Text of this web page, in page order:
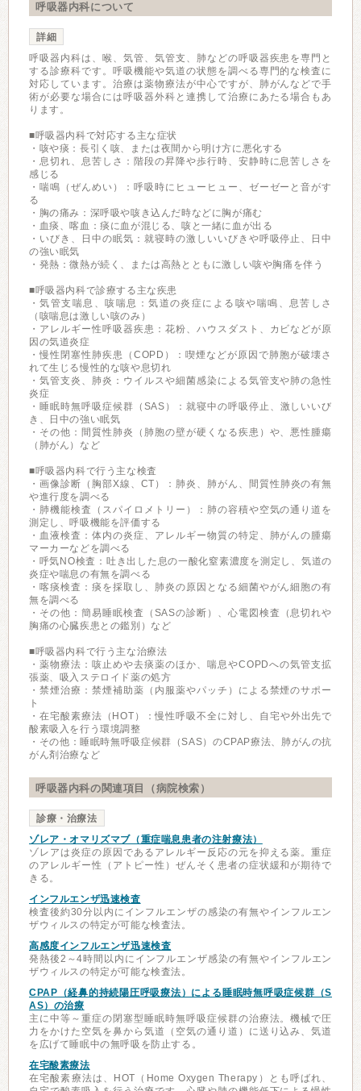
呼吸器内科について
詳細
呼吸器内科は、喉、気管、気管支、肺などの呼吸器疾患を専門と
する診療科です。呼吸機能や気道の状態を調べる専門的な検査に
対応しています。治療は薬物療法が中心ですが、肺がんなどで手
術が必要な場合には呼吸器外科と連携して治療にあたる場合もあ
ります。
■呼吸器内科で対応する主な症状
・咳や痰：長引く咳、または夜間から明け方に悪化する
・息切れ、息苦しさ：階段の昇降や歩行時、安静時に息苦しさを
感じる
・喘鳴（ぜんめい）：呼吸時にヒューヒュー、ゼーゼーと音がす
る
・胸の痛み：深呼吸や咳き込んだ時などに胸が痛む
・血痰、喀血：痰に血が混じる、咳と一緒に血が出る
・いびき、日中の眠気：就寝時の激しいいびきや呼吸停止、日中
の強い眠気
・発熱：微熱が続く、または高熱とともに激しい咳や胸痛を伴う
■呼吸器内科で診療する主な疾患
・気管支喘息、咳喘息：気道の炎症による咳や喘鳴、息苦しさ
（咳喘息は激しい咳のみ）
・アレルギー性呼吸器疾患：花粉、ハウスダスト、カビなどが原
因の気道炎症
・慢性閉塞性肺疾患（COPD）：喫煙などが原因で肺胞が破壊さ
れて生じる慢性的な咳や息切れ
・気管支炎、肺炎：ウイルスや細菌感染による気管支や肺の急性
炎症
・睡眠時無呼吸症候群（SAS）：就寝中の呼吸停止、激しいいび
き、日中の強い眠気
・その他：間質性肺炎（肺胞の壁が硬くなる疾患）や、悪性腫瘍
（肺がん）など
■呼吸器内科で行う主な検査
・画像診断（胸部X線、CT）：肺炎、肺がん、間質性肺炎の有無
や進行度を調べる
・肺機能検査（スパイロメトリー）：肺の容積や空気の通り道を
測定し、呼吸機能を評価する
・血液検査：体内の炎症、アレルギー物質の特定、肺がんの腫瘍
マーカーなどを調べる
・呼気NO検査：吐き出した息の一酸化窒素濃度を測定し、気道の
炎症や喘息の有無を調べる
・喀痰検査：痰を採取し、肺炎の原因となる細菌やがん細胞の有
無を調べる
・その他：簡易睡眠検査（SASの診断）、心電図検査（息切れや
胸痛の心臓疾患との鑑別）など
■呼吸器内科で行う主な治療法
・薬物療法：咳止めや去痰薬のほか、喘息やCOPDへの気管支拡
張薬、吸入ステロイド薬の処方
・禁煙治療：禁煙補助薬（内服薬やパッチ）による禁煙のサポー
ト
・在宅酸素療法（HOT）：慢性呼吸不全に対し、自宅や外出先で
酸素吸入を行う環境調整
・その他：睡眠時無呼吸症候群（SAS）のCPAP療法、肺がんの抗
がん剤治療など
呼吸器内科の関連項目（病院検索）
診療・治療法
ゾレア・オマリズマブ（重症喘息患者の注射療法）
ゾレアは炎症の原因であるアレルギー反応の元を抑える薬。重症
のアレルギー性（アトピー性）ぜんそく患者の症状緩和が期待で
きる。
インフルエンザ迅速検査
検査後約30分以内にインフルエンザの感染の有無やインフルエン
ザウィルスの特定が可能な検査法。
高感度インフルエンザ迅速検査
発熱後2～4時間以内にインフルエンザ感染の有無やインフルエン
ザウィルスの特定が可能な検査法。
CPAP（経鼻的持続陽圧呼吸療法）による睡眠時無呼吸症候群（S
AS）の治療
主に中等～重症の閉塞型睡眠時無呼吸症候群の治療法。機械で圧
力をかけた空気を鼻から気道（空気の通り道）に送り込み、気道
を広げて睡眠中の無呼吸を防止する。
在宅酸素療法
在宅酸素療法は、HOT（Home Oxygen Therapy）とも呼ばれ、